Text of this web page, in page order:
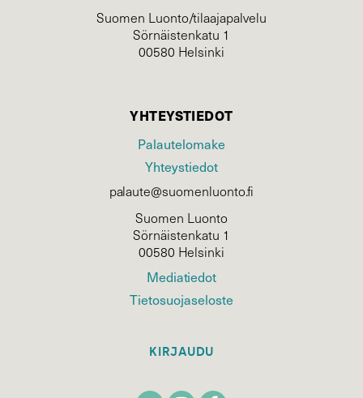
Suomen Luonto/tilaajapalvelu
Sörnäistenkatu 1
00580 Helsinki
YHTEYSTIEDOT
Palautelomake
Yhteystiedot
palaute@suomenluonto.fi
Suomen Luonto
Sörnäistenkatu 1
00580 Helsinki
Mediatiedot
Tietosuojaseloste
KIRJAUDU